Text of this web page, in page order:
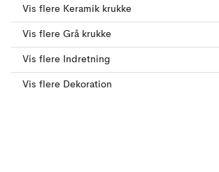
Vis flere Keramik krukke
Vis flere Grå krukke
Vis flere Indretning
Vis flere Dekoration